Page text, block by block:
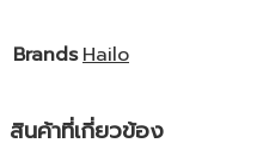
BrandsHailo
สินค้าที่เกี่ยวข้อง